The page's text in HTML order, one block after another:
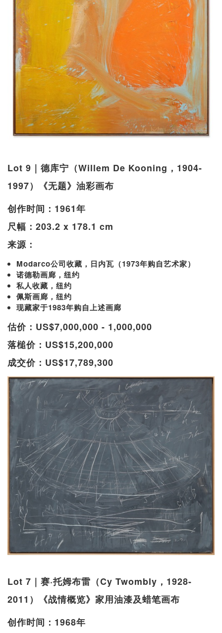
Lot 9｜德库宁（Willem De Kooning，1904-
1997）《无题》油彩画布
创作时间：1961年
尺幅：203.2 x 178.1 cm
来源：
Modarco公司收藏，日内瓦（1973年购自艺术家）
诺德勒画廊，纽约
私人收藏，纽约
佩斯画廊，纽约
现藏家于1983年购自上述画廊
估价：US$7,000,000 - 1,000,000
落槌价：US$15,200,000
成交价：US$17,789,300
Lot 7｜赛·托姆布雷（Cy Twombly，1928-
2011）《战情概览》家用油漆及蜡笔画布
创作时间：1968年